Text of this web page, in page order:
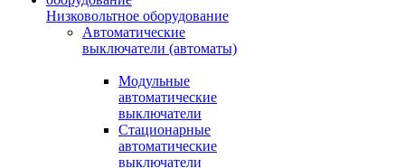
Низковольтное оборудование
Автоматические
выключатели (автоматы)
Модульные
автоматические
выключатели
Стационарные
автоматические
выключатели